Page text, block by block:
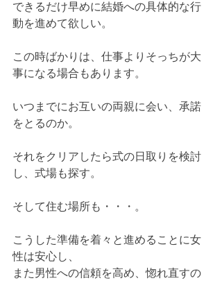
できるだけ早めに結婚への具体的な行
動を進めて欲しい。
この時ばかりは、仕事よりそっちが大
事になる場合もあります。
いつまでにお互いの両親に会い、承諾
をとるのか。
それをクリアしたら式の日取りを検討
し、式場も探す。
そして住む場所も・・・。
こうした準備を着々と進めることに女
性は安心し、
また男性への信頼を高め、惚れ直すの